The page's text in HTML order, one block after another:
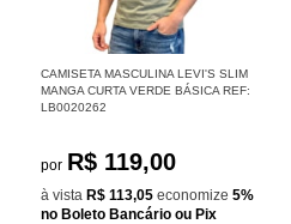
CAMISETA MASCULINA LEVI'S SLIM
MANGA CURTA VERDE BÁSICA REF:
LB0020262
por R$ 119,00
à vista R$ 113,05 economize 5%
no Boleto Bancário ou Pix